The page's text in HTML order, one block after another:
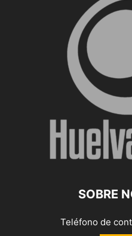
SOBRE
Teléfono de